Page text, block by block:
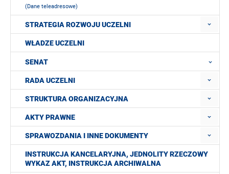
(Dane teleadresowe)
STRATEGIA ROZWOJU UCZELNI
WŁADZE UCZELNI
SENAT
RADA UCZELNI
STRUKTURA ORGANIZACYJNA
AKTY PRAWNE
SPRAWOZDANIA I INNE DOKUMENTY
INSTRUKCJA KANCELARYJNA, JEDNOLITY RZECZOWY
WYKAZ AKT, INSTRUKCJA ARCHIWALNA